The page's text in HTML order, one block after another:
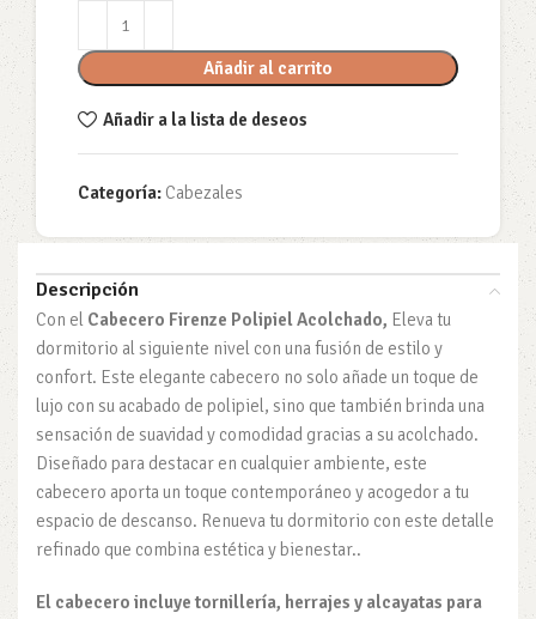
Añadir al carrito
Añadir a la lista de deseos
Categoría: Cabezales
Descripción
Con el Cabecero Firenze Polipiel Acolchado, Eleva tu
dormitorio al siguiente nivel con una fusión de estilo y
confort. Este elegante cabecero no solo añade un toque de
lujo con su acabado de polipiel, sino que también brinda una
sensación de suavidad y comodidad gracias a su acolchado.
Diseñado para destacar en cualquier ambiente, este
cabecero aporta un toque contemporáneo y acogedor a tu
espacio de descanso. Renueva tu dormitorio con este detalle
refinado que combina estética y bienestar..
El cabecero incluye tornillería, herrajes y alcayatas para